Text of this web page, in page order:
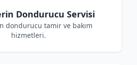
Dondurucu Servisi
dondurucu tamir ve bakım
hizmetleri.